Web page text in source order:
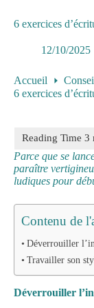
6 exercices
12/10/2025
Accueil
6 exercices
Parce que se
paraître
ludiques pour
Contenu de
Déverrouiller
Travailler son
Déverrouiller